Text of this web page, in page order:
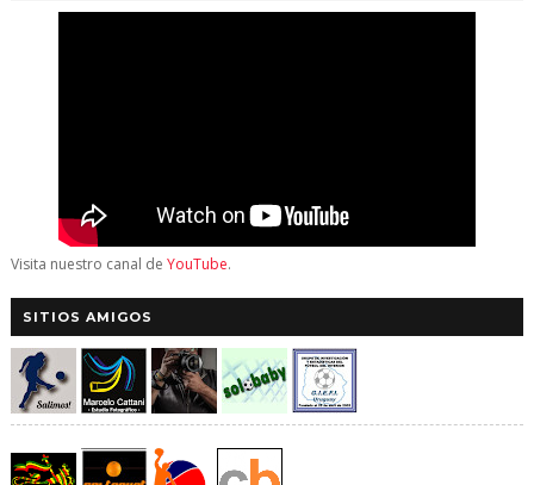
Visita nuestro canal de YouTube.
SITIOS AMIGOS